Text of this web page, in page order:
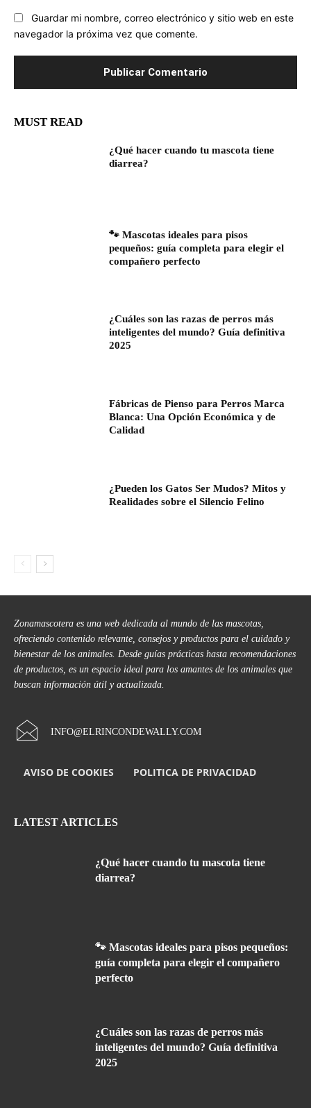
Guardar mi nombre, correo electrónico y sitio web en este
navegador la próxima vez que comente.
MUST READ
¿Qué hacer cuando tu mascota tiene
diarrea?
🐾 Mascotas ideales para pisos
pequeños: guía completa para elegir el
compañero perfecto
¿Cuáles son las razas de perros más
inteligentes del mundo? Guía definitiva
2025
Fábricas de Pienso para Perros Marca
Blanca: Una Opción Económica y de
Calidad
¿Pueden los Gatos Ser Mudos? Mitos y
Realidades sobre el Silencio Felino
Zonamascotera es una web dedicada al mundo de las mascotas,
ofreciendo contenido relevante, consejos y productos para el cuidado y
bienestar de los animales. Desde guías prácticas hasta recomendaciones
de productos, es un espacio ideal para los amantes de los animales que
buscan información útil y actualizada.
INFO@ELRINCONDEWALLY.COM
AVISO DE COOKIES POLITICA DE PRIVACIDAD
LATEST ARTICLES
¿Qué hacer cuando tu mascota tiene
diarrea?
🐾 Mascotas ideales para pisos pequeños:
guía completa para elegir el compañero
perfecto
¿Cuáles son las razas de perros más
inteligentes del mundo? Guía definitiva
2025